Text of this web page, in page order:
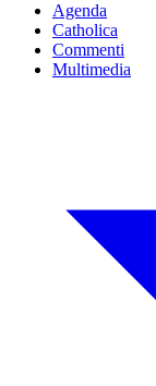
Agenda
Catholica
Commenti
Multimedia